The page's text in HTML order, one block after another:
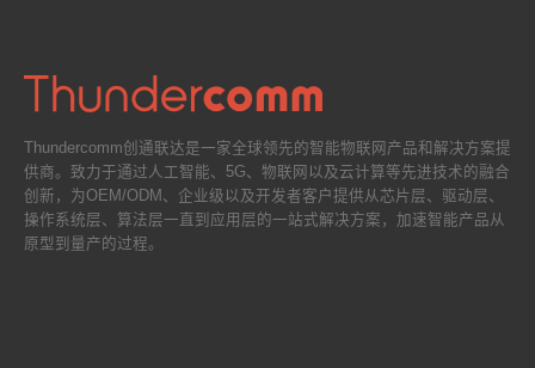
Thundercomm创通联达是一家全球领先的智能物联网产品和解决方案提
供商。致力于通过人工智能、5G、物联网以及云计算等先进技术的融合
创新，为OEM/ODM、企业级以及开发者客户提供从芯片层、驱动层、
操作系统层、算法层一直到应用层的一站式解决方案，加速智能产品从
原型到量产的过程。